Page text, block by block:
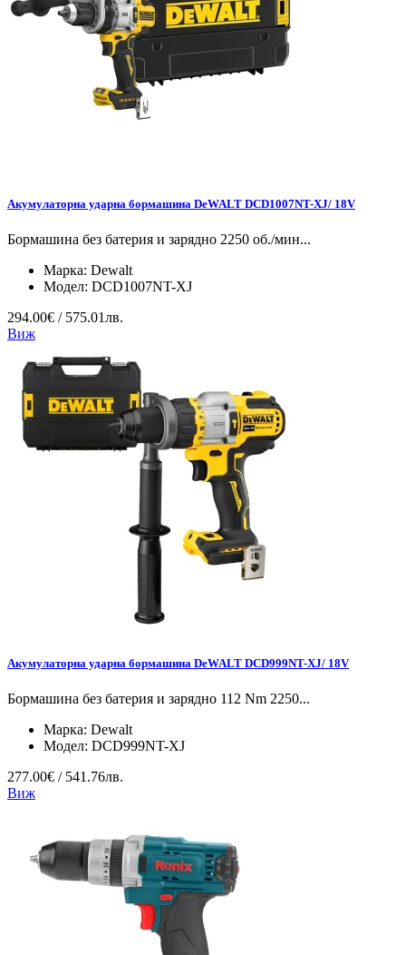
Акумулаторна ударна бормашина DeWALT DCD1007NT-XJ/ 18V
Бормашина без батерия и зарядно 2250 об./мин...
Марка: Dewalt
Модел: DCD1007NT-XJ
294.00€ / 575.01лв.
Виж
Акумулаторна ударна бормашина DeWALT DCD999NT-XJ/ 18V
Бормашина без батерия и зарядно 112 Nm 2250...
Марка: Dewalt
Модел: DCD999NT-XJ
277.00€ / 541.76лв.
Виж